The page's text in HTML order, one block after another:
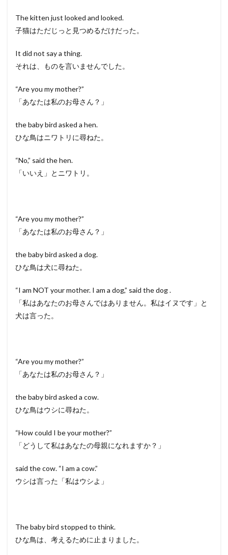
The kitten just looked and looked.
子猫はただじっと見つめるだけだった。
It did not say a thing.
それは、ものを言いませんでした。
“Are you my mother?”
「あなたは私のお母さん？」
the baby bird asked a hen.
ひな鳥はニワトリに尋ねた。
“No,” said the hen.
「いいえ」とニワトリ。
“Are you my mother?”
「あなたは私のお母さん？」
the baby bird asked a dog.
ひな鳥は犬に尋ねた。
“I am NOT your mother. I am a dog,” said the dog .
「私はあなたのお母さんではありません。私はイヌです」と
犬は言った。
“Are you my mother?”
「あなたは私のお母さん？」
the baby bird asked a cow.
ひな鳥はウシに尋ねた。
“How could I be your mother?”
「どうして私はあなたの母親になれますか？」
said the cow. “I am a cow.”
ウシは言った「私はウシよ」
The baby bird stopped to think.
ひな鳥は、考えるために止まりました。